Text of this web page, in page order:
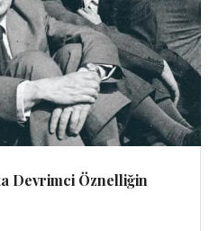
Devrimci Öznelliğin